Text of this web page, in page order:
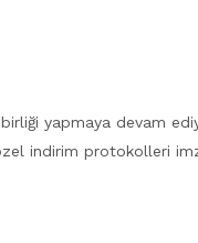
yapmaya devam
indirim protokolleri